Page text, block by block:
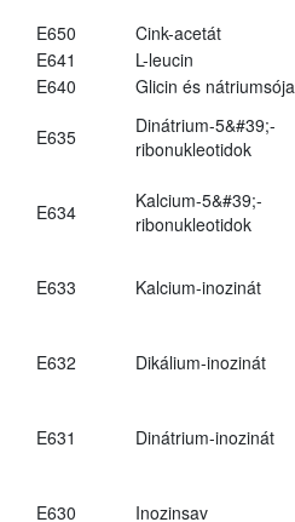
E650
Cink-acetát
E641
L-leucin
E640
Glicin és nátriumsója
E635
Dinátrium-5&#39;-
ribonukleotidok
E634
Kalcium-5&#39;-
ribonukleotidok
E633 Kalcium-inozinát
E632 Dikálium-inozinát
E631 Dinátrium-inozinát
E630 Inozinsav